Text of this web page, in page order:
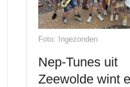
Foto: Ingezonden
Nep-Tunes uit
Zeewolde wint